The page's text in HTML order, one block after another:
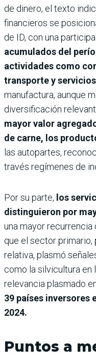
de dinero, el texto
financieros se
de ID, con una
acumulados del
actividades como
transporte y
manufactura, aunque
diversificación
mayor valor
de carne, los
las autopartes,
través regímenes de
Por su parte, los
distinguieron por
una mayor
que el sector
relativa, plasmó
como la silvicultura en
relevancia plasmado
39 países inversores
2024.
Puntos a